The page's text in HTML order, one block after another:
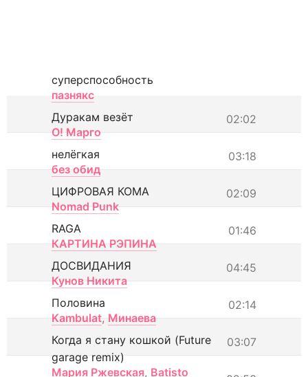
суперспособность
пазнякс
02:02
Дуракам везёт
О! Марго
03:18
нелёгкая
без обид
02:09
ЦИФРОВАЯ КОМА
Nomad Punk
01:46
RAGA
КАРТИНА РЭПИНА
04:45
ДОСВИДАНИЯ
Кунов Никита
02:14
Половина
Kambulat, Минаева
03:07
Когда я стану кошкой (Future
garage remix)
Мария Ржевская, Batisto